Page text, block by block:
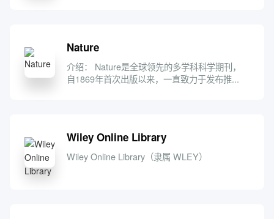
Nature
介绍： Nature是全球领先的多学科科学期刊，
自1869年首次出版以来，一直致力于发布推...
Wiley Online Library
Wiley Online Library（隶属 WLEY）